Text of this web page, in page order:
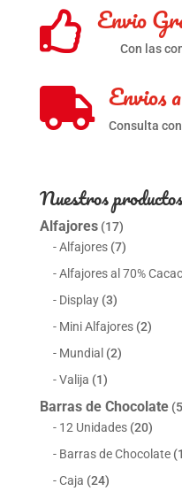
 Envio
Con las
 Envios
Consulta
Nuestros productos
Alfajores (17)
Alfajores (7)
Alfajores al 70%
Display (3)
Mini Alfajores (2)
Mundial (2)
Valija (1)
Barras de Chocolate
12 Unidades (20)
Barras de Chocolate
Caja (24)